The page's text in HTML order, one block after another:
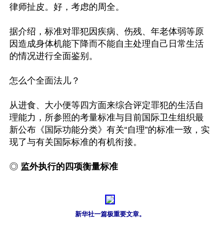
律师扯皮。好，考虑的周全。
据介绍，标准对罪犯因疾病、伤残、年老体弱等原
因造成身体机能下降而不能自主处理自己日常生活
的情况进行全面鉴别。
怎么个全面法儿？
从进食、大小便等四方面来综合评定罪犯的生活自
理能力，所参照的考量标准与目前国际卫生组织最
新公布《国际功能分类》有关“自理”的标准一致，实
现了与有关国际标准的有机衔接。
◎ 监外执行的四项衡量标准
新华社一篇极重要文章。